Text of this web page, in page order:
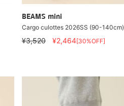
BEAMS mini
Cargo culottes 2026SS (90-140cm)
¥3,520 ¥2,464[30%OFF]